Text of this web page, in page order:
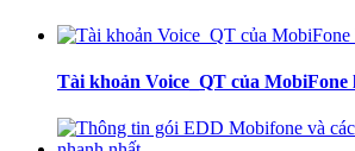
Tài khoản Voice_QT của MobiFone